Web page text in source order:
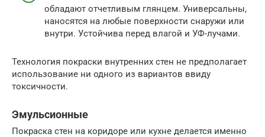
обладают отчетливым глянцем. Универсальны,
наносятся на любые поверхности снаружи или
внутри. Устойчива перед влагой и УФ-лучами.
Технология покраски внутренних стен не предполагает
использование ни одного из вариантов ввиду
токсичности.
Эмульсионные
Покраска стен на коридоре или кухне делается именно